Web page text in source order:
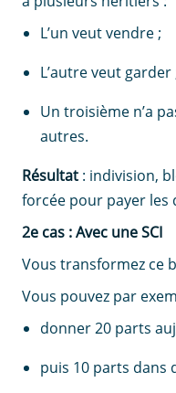
L’un veut vendre ;
L’autre veut garder
Un troisième n’a
autres.
Résultat : indivision,
forcée pour payer les
2e cas : Avec une SCI
Vous transformez ce
Vous pouvez par
donner 20 parts
puis 10 parts dans